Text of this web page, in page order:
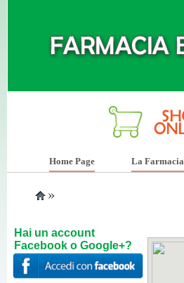
Hai un account
Facebook o Google+?
Home Page La Farmacia
»